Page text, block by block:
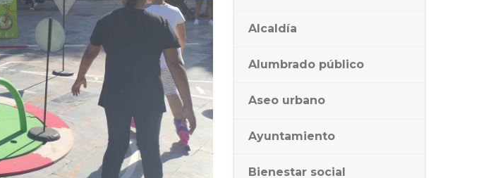
Alcaldía
Alumbrado público
Aseo urbano
Ayuntamiento
Bienestar social